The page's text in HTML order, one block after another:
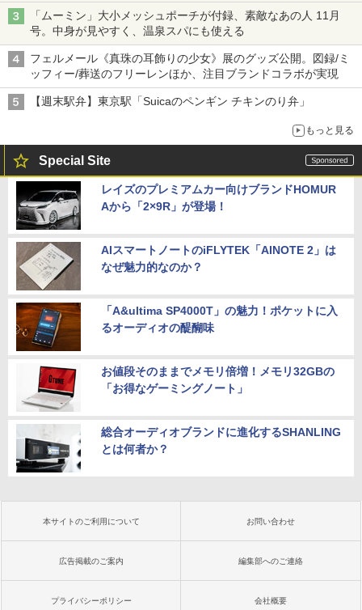
「ムーミン」大小メッシュポーチが付録、素敵なあの人 11月
号。中身が見やすく、温泉スパにも使える
フェルメール《真珠の耳飾りの少女》展のグッズ公開。図録/ミ
ッフィー/葬送のフリーレンほか、注目ブランドコラボが実現
【週末駅弁】東京駅「Suicaのペンギン チキンのり弁」
もっと見る
Special Site
レイズのプレミアムカー向けブランドHOMUR
Aから「2×9R」が登場！
AIスマートノートのiFLYTEK「AINOTE 2」は
なぜ魅力的なのか？
「A&ultima SP4000T」の魅力！ポケットに入
るオーディオの醍醐味
お値段そのままでメモリ倍増！メモリ32GBの
「お得なゲーミングノート」
総合オーディオブランドに進化するSHANLING
とは何者か？
本サイトのご利用について お問い合わせ
広告掲載のご案内 編集部へのご連絡
プライバシーポリシー 会社概要